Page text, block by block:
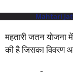
Mahtari
महतारी जतन योजना
की है जिसका विवरण